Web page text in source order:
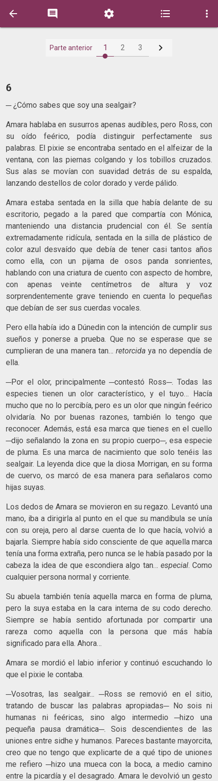
    
Parte anterior 1 2 3 
6
─ ¿Cómo sabes que soy una sealgair?
Amara hablaba en susurros apenas audibles, pero Ross, con
su oído feérico, podía distinguir perfectamente sus
palabras. El pixie se encontraba sentado en el alfeizar de la
ventana, con las piernas colgando y los tobillos cruzados.
Sus alas se movían con suavidad detrás de su espalda,
lanzando destellos de color dorado y verde pálido.
Amara estaba sentada en la silla que había delante de su
escritorio, pegado a la pared que compartía con Mónica,
manteniendo una distancia prudencial con él. Se sentía
extremadamente ridícula, sentada en la silla de plástico de
color azul desvaído que debía de tener casi tantos años
como ella, con un pijama de osos panda sonrientes,
hablando con una criatura de cuento con aspecto de hombre,
con apenas veinte centímetros de altura y voz
sorprendentemente grave teniendo en cuenta lo pequeñas
que debían de ser sus cuerdas vocales.
Pero ella había ido a Dúnedin con la intención de cumplir sus
sueños y ponerse a prueba. Que no se esperase que se
cumplieran de una manera tan…retorcida ya no dependía de
ella.
─Por el olor, principalmente ─contestó Ross─. Todas las
especies tienen un olor característico, y el tuyo… Hacía
mucho que no lo percibía, pero es un olor que ningún feérico
olvidaría. No por buenas razones, también lo tengo que
reconocer. Además, está esa marca que tienes en el cuello
─dijo señalando la zona en su propio cuerpo─, esa especie
de pluma. Es una marca de nacimiento que solo tenéis las
sealgair. La leyenda dice que la diosa Morrigan, en su forma
de cuervo, os marcó de esa manera para señalaros como
hijas suyas.
Los dedos de Amara se movieron en su regazo. Levantó una
mano, iba a dirigirla al punto en el que su mandíbula se unía
con su oreja, pero al darse cuenta de lo que hacía, volvió a
bajarla. Siempre había sido consciente de que aquella marca
tenía una forma extraña, pero nunca se le había pasado por la
cabeza la idea de que escondiera algo tan… especial. Como
cualquier persona normal y corriente.
Su abuela también tenía aquella marca en forma de pluma,
pero la suya estaba en la cara interna de su codo derecho.
Siempre se había sentido afortunada por compartir una
rareza como aquella con la persona que más había
significado para ella. Ahora…
Amara se mordió el labio inferior y continuó escuchando lo
que el pixie le contaba.
─Vosotras, las sealgair... ─Ross se removió en el sitio,
tratando de buscar las palabras apropiadas─ No sois ni
humanas ni feéricas, sino algo intermedio ─hizo una
pequeña pausa dramática─. Sois descendientes de las
uniones entre sidhe y humanos. Pareces bastante mayorcita,
creo que no tengo que explicarte de a qué tipo de uniones
me refiero ─hizo una mueca con la boca, a medio camino
entre la picardía y el desagrado. Amara le devolvió un gesto